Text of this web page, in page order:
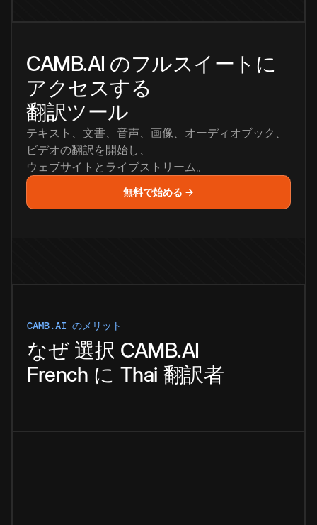
CAMB.AI のフルスイートに
アクセスする
翻訳ツール
テキスト、文書、音声、画像、オーディオブック、
ビデオの翻訳を開始し、
ウェブサイトとライブストリーム。
無料で始める →
CAMB.AI のメリット
なぜ 選択 CAMB.AI
French に Thai 翻訳者